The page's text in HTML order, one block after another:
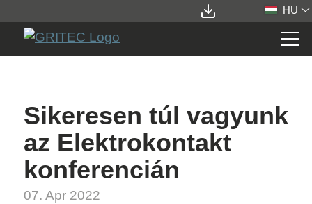
HU
ELEMENTS
SERVICES
Sikeresen túl vagyunk
az Elektrokontakt
konferencián
07. Apr 2022